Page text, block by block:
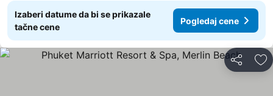
Izaberi datume da bi se prikazale
tačne cene
Pogledaj cene
Deli